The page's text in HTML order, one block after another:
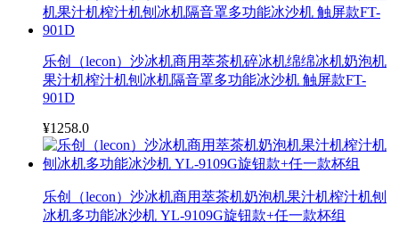
乐创（lecon）沙冰机商用萃茶机碎冰机绵绵冰机奶泡机
果汁机榨汁机刨冰机隔音罩多功能冰沙机 触屏款FT-
901D
¥1258.0
乐创（lecon）沙冰机商用萃茶机奶泡机果汁机榨汁机刨
冰机多功能冰沙机 YL-9109G旋钮款+任一款杯组